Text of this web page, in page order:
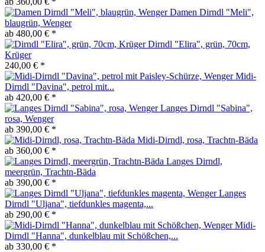
Damen Dirndl "Meli",
blaugrün, Wenger
ab 480,00 € *
Dirndl "Elira", grün, 70cm,
Krüger
240,00 € *
Midi-
Dirndl "Davina", petrol mit...
ab 420,00 € *
Langes Dirndl "Sabina",
rosa, Wenger
ab 390,00 € *
Midi-Dirndl, rosa, Trachtn-Bäda
ab 360,00 € *
Langes Dirndl,
meergrün, Trachtn-Bäda
ab 390,00 € *
Langes
Dirndl "Uljana", tiefdunkles magenta,...
ab 290,00 € *
Midi-
Dirndl "Hanna", dunkelblau mit Schößchen,...
ab 330,00 € *